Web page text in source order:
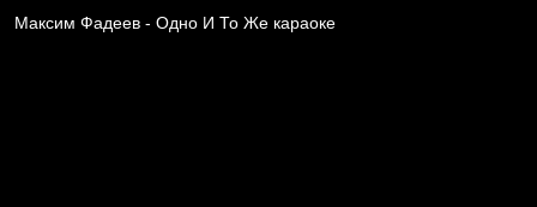
Максим Фадеев - Одно И То Же караоке